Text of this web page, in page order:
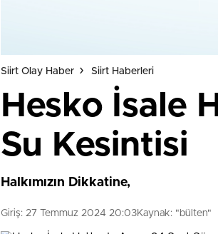
Siirt Olay Haber Siirt Haberleri
Hesko İsale
Su Kesintisi
Halkımızın Dikkatine,
Giriş: 27 Temmuz 2024 20:03Kaynak: "bülten"